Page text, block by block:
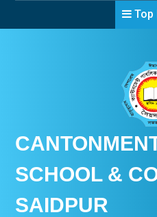
Top
SCHOOL &
SAIDPUR